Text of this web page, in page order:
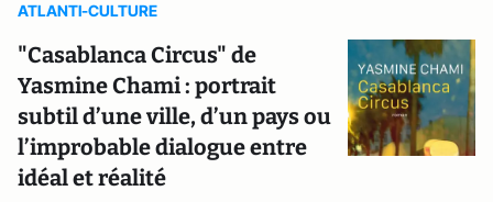
ATLANTI-CULTURE
"Casablanca Circus" de
Yasmine Chami : portrait
subtil d’une ville, d’un pays ou
l’improbable dialogue entre
idéal et réalité